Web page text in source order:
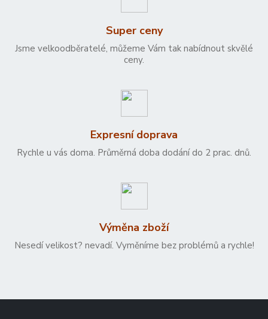
Super ceny
Jsme velkoodběratelé, můžeme Vám tak nabídnout skvělé
ceny.
Expresní doprava
Rychle u vás doma. Průměrná doba dodání do 2 prac. dnů.
Výměna zboží
Nesedí velikost? nevadí. Vyměníme bez problémů a rychle!